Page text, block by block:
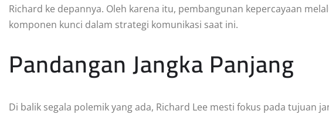
Richard ke depannya. Oleh karena itu, pembangunan kepercayaan
komponen kunci dalam strategi komunikasi saat ini.
Pandangan Jangka Panjang
Di balik segala polemik yang ada, Richard Lee mesti fokus pada tujuan